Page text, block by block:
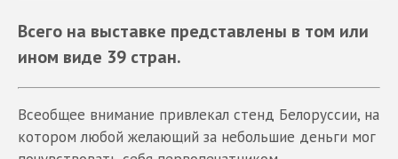
Всего на выставке представлены в том или
ином виде 39 стран.
Всеобщее внимание привлекал стенд Белоруссии, на
котором любой желающий за небольшие деньги мог